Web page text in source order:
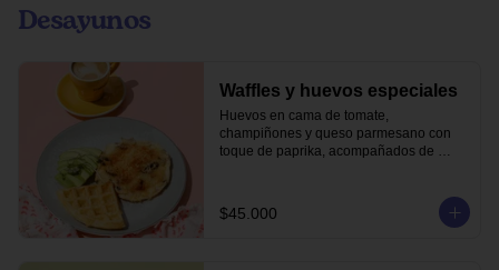
Desayunos
Waffles y huevos especiales
Huevos en cama de tomate,
champiñones y queso parmesano con
toque de paprika, acompañados de
$45.000